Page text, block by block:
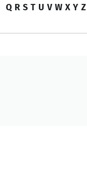
Q R S T U V W X Y Z